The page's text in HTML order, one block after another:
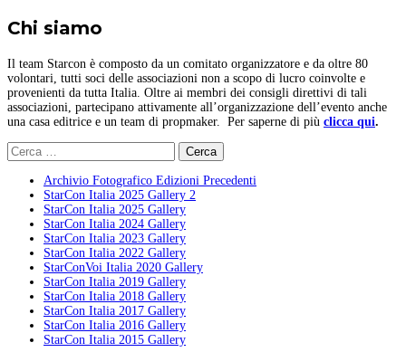
Chi siamo
Il team Starcon è composto da un comitato organizzatore e da oltre 80
volontari, tutti soci delle associazioni non a scopo di lucro coinvolte e
provenienti da tutta Italia. Oltre ai membri dei consigli direttivi di tali
associazioni, partecipano attivamente all’organizzazione dell’evento anche
una casa editrice e un team di propmaker. Per saperne di più clicca qui.
Ricerca
per:
Archivio Fotografico Edizioni Precedenti
StarCon Italia 2025 Gallery 2
StarCon Italia 2025 Gallery
StarCon Italia 2024 Gallery
StarCon Italia 2023 Gallery
StarCon Italia 2022 Gallery
StarConVoi Italia 2020 Gallery
StarCon Italia 2019 Gallery
StarCon Italia 2018 Gallery
StarCon Italia 2017 Gallery
StarCon Italia 2016 Gallery
StarCon Italia 2015 Gallery